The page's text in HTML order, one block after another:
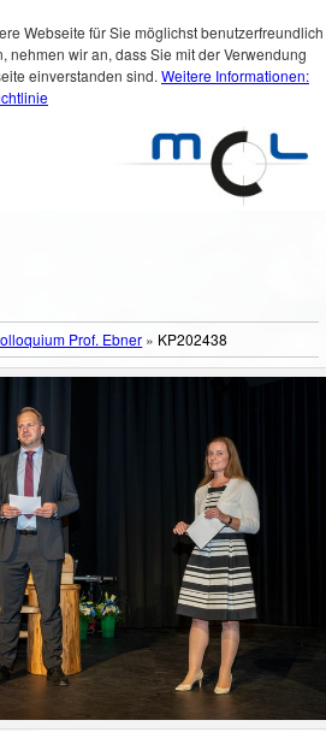
Webseite für Sie möglichst benutzerfreundlich
nehmen wir an, dass Sie mit der Verwendung
einverstanden sind. Weitere Informationen:
Prof. Ebner » KP202438